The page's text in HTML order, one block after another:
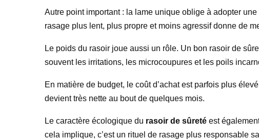
Autre point important : la lame unique oblige à adopter
rasage plus lent, plus propre et moins agressif donne de
Le poids du rasoir joue aussi un rôle. Un bon rasoir de
souvent les irritations, les microcoupures et les poils
En matière de budget, le coût d’achat est parfois plus
devient très nette au bout de quelques mois.
Le caractère écologique du rasoir de sûreté est
cela implique, c’est un rituel de rasage plus responsable